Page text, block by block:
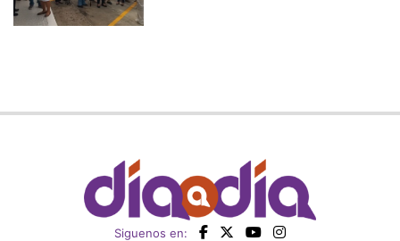
Siguenos en: